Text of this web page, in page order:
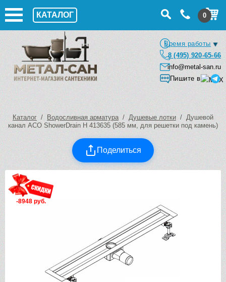
КАТАЛОГ 0
Время работы
8 (495) 920-65-66
info@metal-san.ru
Пишите в
Каталог / Водосливная арматура/ Душевые лотки / Душевой
канал ACO ShowerDrain H 413635 (585 мм, для решетки под камень)
Поделиться
-8948 руб.